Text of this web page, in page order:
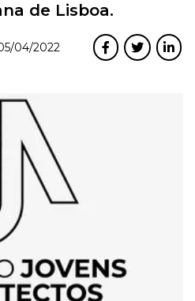
de Lisboa.
04/2022